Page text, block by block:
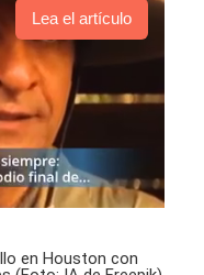
Lea el artículo